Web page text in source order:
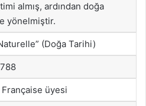
almış, ardından doğa
yönelmiştir.
(Doğa Tarihi)
üyesi